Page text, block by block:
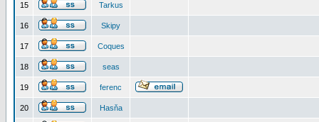
15 Tarkus
16 Skipy
17 Coques
18 seas
19 ferenc
20 Hasňa